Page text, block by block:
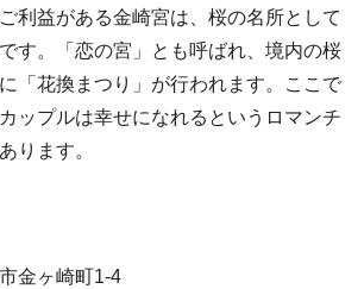
利益がある金崎宮は、桜の名所として
す。「恋の宮」とも呼ばれ、境内の桜
「花換まつり」が行われます。ここで
ップルは幸せになれるというロマンチ
ります。
金ヶ崎町1-4